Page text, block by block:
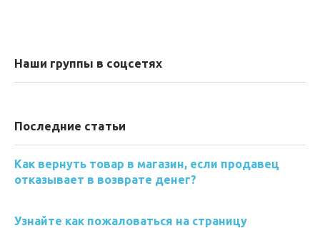
Наши группы в соцсетях
Последние статьи
Как вернуть товар в магазин, если продавец
отказывает в возврате денег?
Узнайте как пожаловаться на страницу